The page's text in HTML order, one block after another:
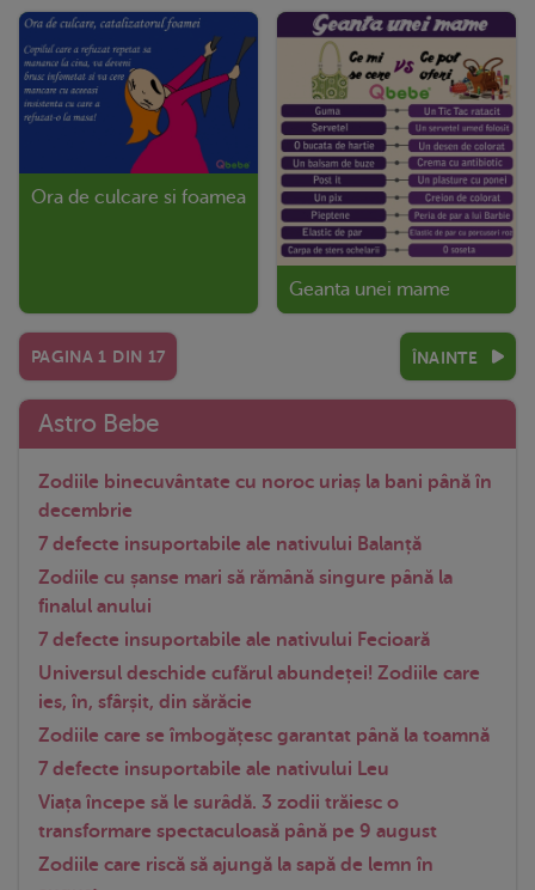
Ora de culcare si foamea
Geanta unei mame
PAGINA 1 DIN 17 ÎNAINTE
Astro Bebe
Zodiile binecuvântate cu noroc uriaș la bani până în
decembrie
7 defecte insuportabile ale nativului Balanță
Zodiile cu șanse mari să rămână singure până la
finalul anului
7 defecte insuportabile ale nativului Fecioară
Universul deschide cufărul abundeței! Zodiile care
ies, în, sfârșit, din sărăcie
Zodiile care se îmbogățesc garantat până la toamnă
7 defecte insuportabile ale nativului Leu
Viața începe să le surâdă. 3 zodii trăiesc o
transformare spectaculoasă până pe 9 august
Zodiile care riscă să ajungă la sapă de lemn în